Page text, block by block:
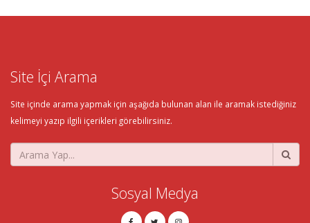
Site İçi Arama
Site içinde arama yapmak için aşağıda bulunan alan ile aramak istediğiniz
kelimeyi yazıp ilgili içerikleri görebilirsiniz.
Sosyal Medya